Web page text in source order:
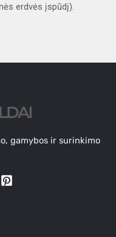
erdvės įspūdį).
gamybos ir surinkimo